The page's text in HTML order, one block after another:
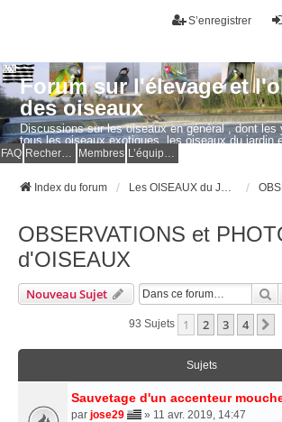
S’enregistrer
Forum sur l'élevage et
des oiseaux
Discussions sur les oiseaux en général , dont les
tous les oiseaux exotiques, les oiseaux du jardin
Questions, photos, expériences.
FAQ Membres
Index du forum
OBSERVATIONS et
d'OISEAUX
Nouveau Sujet
93 Sujets 1 2 3 4
Sujets
Sauvetage d'un accenteur
par jose29
» 11 avr. 2019, 14:47